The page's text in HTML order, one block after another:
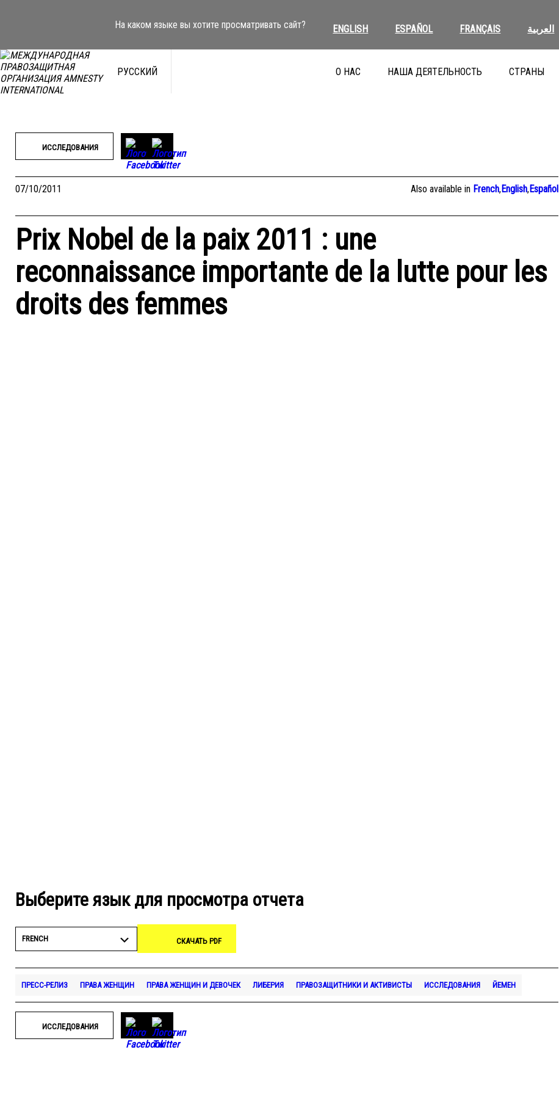
На каком языке вы хотите просматривать сайт? ENGLISH ESPAÑOL FRANÇAIS العربية
РУССКИЙ О НАС НАША ДЕЯТЕЛЬНОСТЬ СТРАНЫ
ИССЛЕДОВАНИЯ
07/10/2011 Also available in French,English,Español
Prix Nobel de la paix 2011 : une
reconnaissance importante de la lutte pour les
droits des femmes
Выберите язык для просмотра отчета
FRENCH СКАЧАТЬ PDF
ПРЕСС-РЕЛИЗ ПРАВА ЖЕНЩИН ПРАВА ЖЕНЩИН И ДЕВОЧЕК ЛИБЕРИЯ ПРАВОЗАЩИТНИКИ И АКТИВИСТЫ ИССЛЕДОВАНИЯ ЙЕМЕН
ИССЛЕДОВАНИЯ